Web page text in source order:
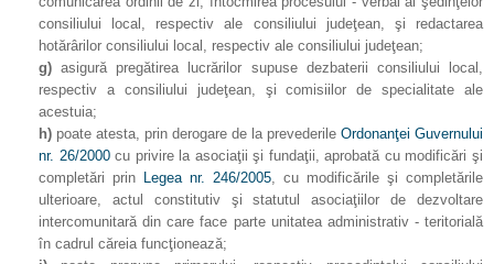
consiliului local, respectiv ale consiliului judeţean, şi redactarea
hotărârilor consiliului local, respectiv ale consiliului judeţean;
g) asigură pregătirea lucrărilor supuse dezbaterii consiliului local,
respectiv a consiliului judeţean, şi comisiilor de specialitate ale
acestuia;
h) poate atesta, prin derogare de la prevederile Ordonanţei Guvernului
nr. 26/2000cu privire la asociaţii şi fundaţii, aprobată cu modificări şi
completări prin Legea nr. 246/2005, cu modificările şi completările
ulterioare, actul constitutiv şi statutul asociaţiilor de dezvoltare
intercomunitară din care face parte unitatea administrativ - teritorială
în cadrul căreia funcţionează;